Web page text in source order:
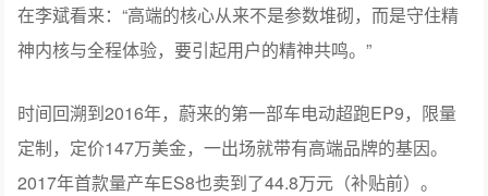
在李斌看来：“高端的核心从来不是参数堆砌，而是守住精
神内核与全程体验，要引起用户的精神共鸣。”
时间回溯到2016年，蔚来的第一部车电动超跑EP9，限量
定制，定价147万美金，一出场就带有高端品牌的基因。
2017年首款量产车ES8也卖到了44.8万元（补贴前）。